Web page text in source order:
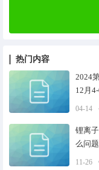
热门内容
2024
12月
04-14
锂离
么问
11-26